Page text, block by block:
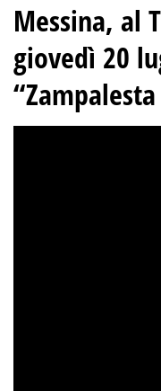
Messina, al
giovedì 20